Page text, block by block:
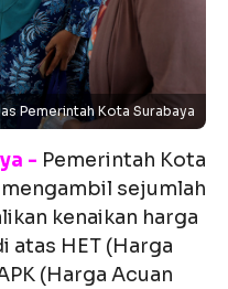
Pemerintah Kota Surabaya
- Pemerintah Kota
sejumlah
kenaikan harga
atas HET (Harga
(Harga Acuan